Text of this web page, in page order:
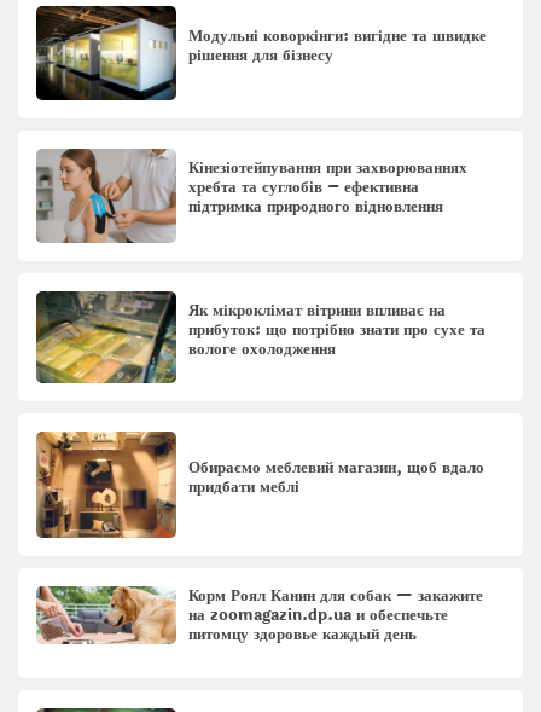
Модульні коворкінги: вигідне та швидке
рішення для бізнесу
Кінезіотейпування при захворюваннях
хребта та суглобів – ефективна
підтримка природного відновлення
Як мікроклімат вітрини впливає на
прибуток: що потрібно знати про сухе та
вологе охолодження
Обираємо меблевий магазин, щоб вдало
придбати меблі
Корм Роял Канин для собак — закажите
на zoomagazin.dp.ua и обеспечьте
питомцу здоровье каждый день